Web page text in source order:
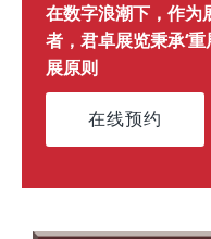
在数字浪潮下，作为
者，君卓展览秉承‘
展原则
在线预约